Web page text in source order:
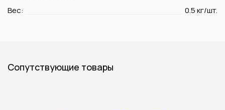
Вес: 0.5 кг/шт.
Сопутствующие товары